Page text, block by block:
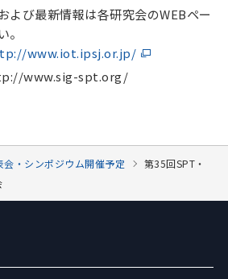
よび最新情報は各研究会のWEBペー
。
www.iot.ipsj.or.jp/
www.sig-spt.org/
会・シンポジウム開催予定
第35回SPT・